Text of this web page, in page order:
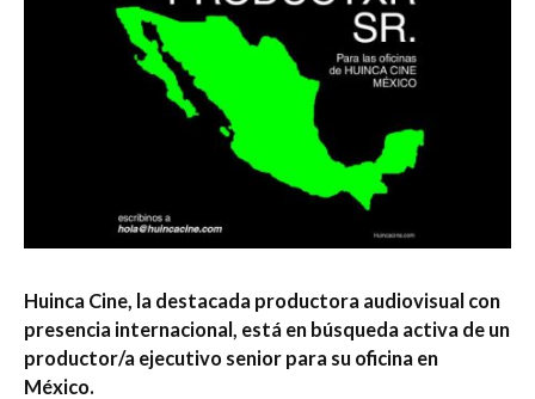
Huinca Cine, la destacada productora audiovisual con
presencia internacional, está en búsqueda activa de un
productor/a ejecutivo senior para su oficina en
México.